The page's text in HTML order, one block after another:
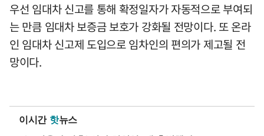
우선 임대차 신고를 통해 확정일자가 자동적으로 부여되
는 만큼 임대차 보증금 보호가 강화될 전망이다. 또 온라
인 임대차 신고제 도입으로 임차인의 편의가 제고될 전
망이다.
이시간 핫뉴스